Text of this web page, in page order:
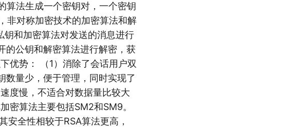
算法生成一个密钥对，一个密钥
非对称加密技术的加密算法和解
钥和加密算法对发送的消息进行
的公钥和解密算法进行解密，获
优势： （1）消除了会话用户双
数量少，便于管理，同时实现了
度慢，不适合对数据量比较大
密算法主要包括SM2和SM9。
安全性相较于RSA算法更高，